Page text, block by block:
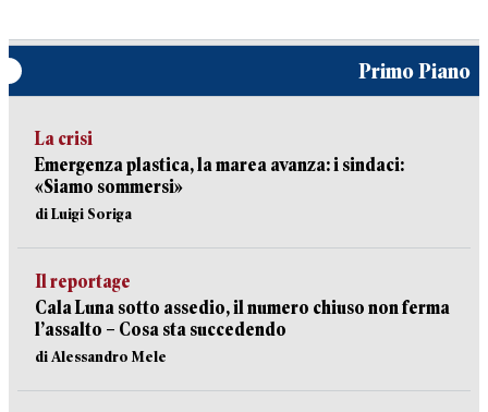
Primo Piano
La crisi
Emergenza plastica, la marea avanza: i sindaci:
«Siamo sommersi»
di Luigi Soriga
Il reportage
Cala Luna sotto assedio, il numero chiuso non ferma
l’assalto – Cosa sta succedendo
di Alessandro Mele